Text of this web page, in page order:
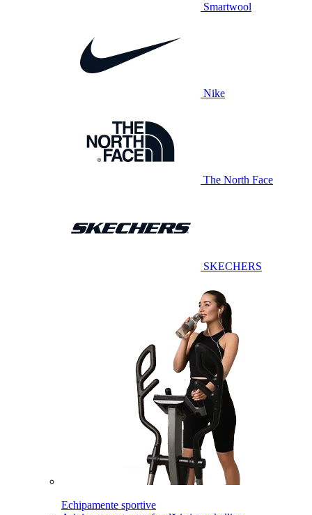
Smartwool
Nike
The North Face
SKECHERS
Echipamente sportive